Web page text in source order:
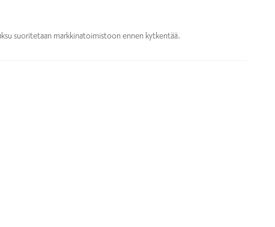
suoritetaan markkinatoimistoon ennen kytkentää.